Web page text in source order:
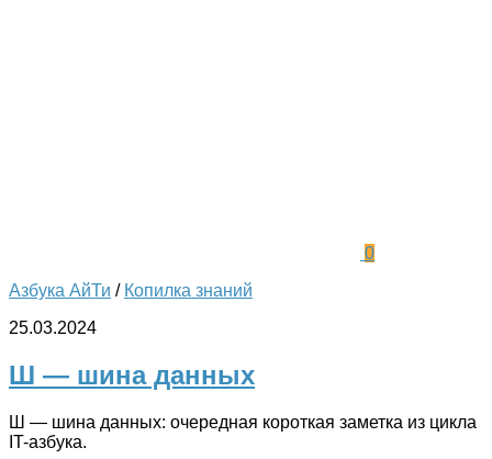
0
Азбука АйТи / Копилка знаний
25.03.2024
Ш — шина данных
Ш — шина данных: очередная короткая заметка из цикла
IT-азбука.